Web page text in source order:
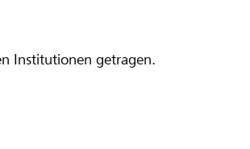
Institutionen getragen.